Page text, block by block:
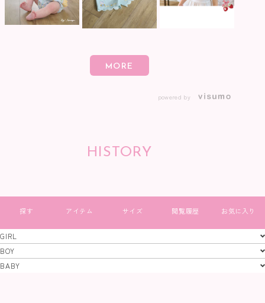
powered by
HISTORY
すべて見る
GIRL
BOY
GIRL
BOY
BABY